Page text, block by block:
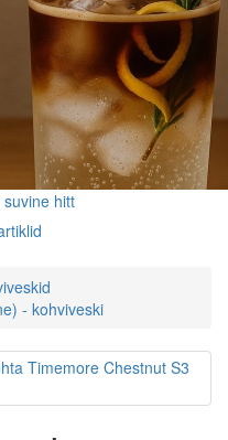
hitt
- kohviveski